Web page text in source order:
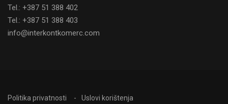
Tel.: +387 51 388 402
Tel.: +387 51 388 403
info@interkontkomerc.com
Politika privatnosti Uslovi korištenja